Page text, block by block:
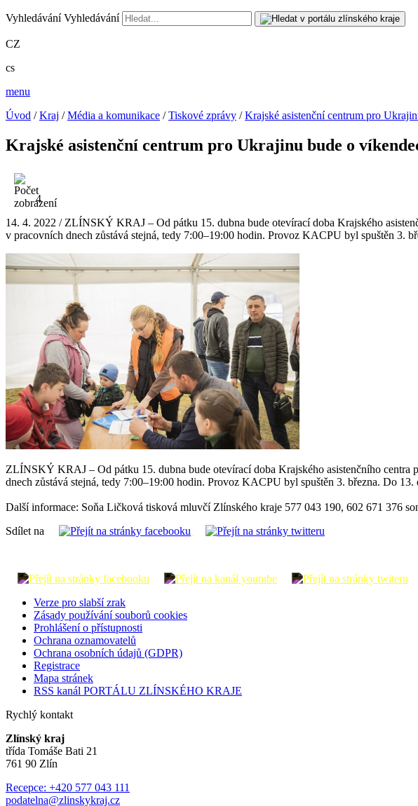
Vyhledávání Vyhledávání
CZ
cs
menu
Úvod /Kraj /Média a komunikace /Tiskové zprávy /Krajské asistenční centrum pro
Krajské asistenční centrum pro Ukrajinu bude o
4
14. 4. 2022 / ZLÍNSKÝ KRAJ – Od pátku 15. dubna bude otevírací doba Krajského
v pracovních dnech zůstává stejná, tedy 7:00–19:00 hodin. Provoz KACPU byl spuštěn 3.
ZLÍNSKÝ KRAJ – Od pátku 15. dubna bude otevírací doba Krajského asistenčního
dnech zůstává stejná, tedy 7:00–19:00 hodin. Provoz KACPU byl spuštěn 3. března. Do
Další informace: Soňa Ličková tisková mluvčí Zlínského kraje 577 043 190, 602 671 376
Sdílet na
Verze pro slabší zrak
Zásady používání souborů cookies
Prohlášení o přístupnosti
Ochrana oznamovatelů
Ochrana osobních údajů (GDPR)
Registrace
Mapa stránek
RSS kanál PORTÁLU ZLÍNSKÉHO KRAJE
Rychlý kontakt
Zlínský kraj
třída Tomáše Bati 21
761 90 Zlín
Recepce: +420 577 043 111
podatelna@zlinskykraj.cz